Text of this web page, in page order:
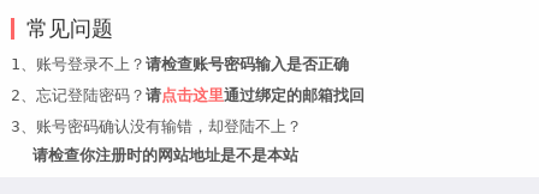
常见问题
1、账号登录不上？ 请检查账号密码输入是否正确
2、忘记登陆密码？ 请点击这里通过绑定的邮箱找回
3、账号密码确认没有输错，却登陆不上？
请检查你注册时的网站地址是不是本站